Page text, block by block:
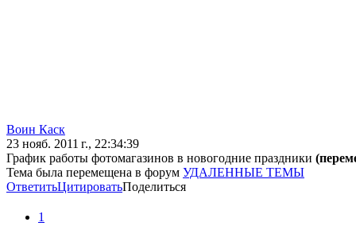
Воин Каск
23 нояб. 2011 г., 22:34:39
График работы фотомагазинов в новогодние праздники
Тема была перемещена в форум УДАЛЕННЫЕ ТЕМЫ
ОтветитьЦитироватьПоделиться
1